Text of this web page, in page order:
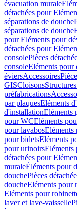
évacuation murale
détachées pour
séparations de douche
séparations de douche
pour Eléments pour
détachées pour
consolePièces
consoleEléments pour
éviersAccessoires
GISCloisons
préfabrications
par plaquesEléments
d'installationEléments
pour WCEléments
pour lavabosEléments
pour bidetsEléments
pour urinoirsEléments
détachées pour
muraleÉléments pour
douchePièces
doucheEléments pour
Eléments pour
laver et lave-vaisselle